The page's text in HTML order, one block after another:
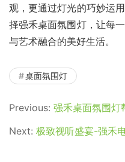
观，更通过灯光的巧妙运
择强禾桌面氛围灯，让每
与艺术融合的美好生活。
桌面氛围灯
Previous: 强禾桌面氛围灯
Next: 极致视听盛宴-强禾